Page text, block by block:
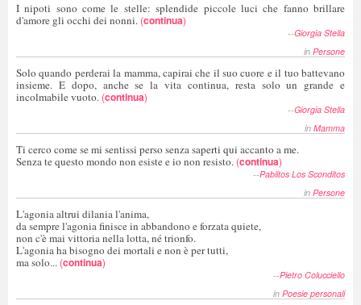
I nipoti sono come le stelle: splendide piccole luci che fanno brillare
d'amore gli occhi dei nonni. (continua)
--Giorgia Stella
in Persone
Solo quando perderai la mamma, capirai che il suo cuore e il tuo battevano
insieme. E dopo, anche se la vita continua, resta solo un grande e
incolmabile vuoto. (continua)
--Giorgia Stella
in Mamma
Ti cerco come se mi sentissi perso senza saperti qui accanto a me.
Senza te questo mondo non esiste e io non resisto. (continua)
--Pablitos Los Sconditos
in Persone
L'agonia altrui dilania l'anima,
da sempre l'agonia finisce in abbandono e forzata quiete,
non c'è mai vittoria nella lotta, né trionfo.
L'agonia ha bisogno dei mortali e non è per tutti,
ma solo... (continua)
--Pietro Colucciello
in Poesie personali